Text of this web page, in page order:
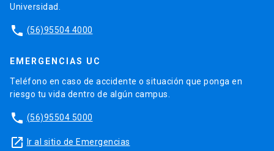
Universidad.
phone (56)95504 4000
EMERGENCIAS UC
Teléfono en caso de accidente o situación que ponga en
riesgo tu vida dentro de algún campus.
phone (56)95504 5000
launch Ir al sitio de Emergencias